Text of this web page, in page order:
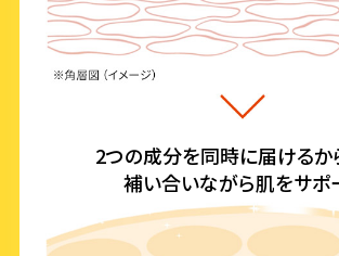
2つの成分を同時に届けるか
補い合いながら肌をサポ